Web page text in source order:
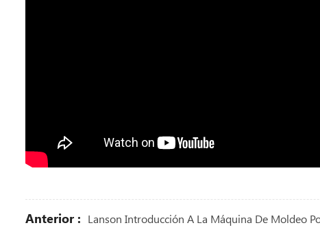
Anterior : Lanson Introducción A La Máquina De Moldeo